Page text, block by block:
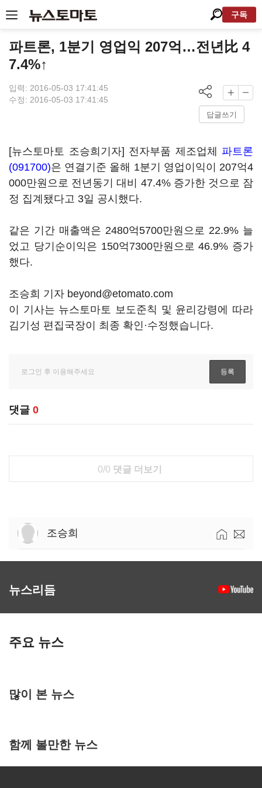
구독
파트론, 1분기 영업익 207억…전년比 4
7.4%↑
입력: 2016-05-03 17:41:45
수정: 2016-05-03 17:41:45
답글쓰기
[뉴스토마토 조승희기자] 전자부품 제조업체 파트론
(091700)은 연결기준 올해 1분기 영업이익이 207억4
000만원으로 전년동기 대비 47.4% 증가한 것으로 잠
정 집계됐다고 3일 공시했다.
같은 기간 매출액은 2480억5700만원으로 22.9% 늘
었고 당기순이익은 150억7300만원으로 46.9% 증가
했다.
조승희 기자 beyond@etomato.com
이 기사는 뉴스토마토 보도준칙 및 윤리강령에 따라
김기성 편집국장이 최종 확인·수정했습니다.
댓글 0
0/0 댓글 더보기
조승희
뉴스리듬
주요 뉴스
많이 본 뉴스
함께 볼만한 뉴스